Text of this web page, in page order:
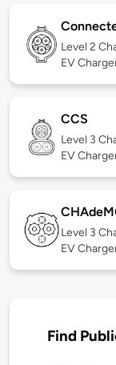
Level 2
EV
CCS
Level 3
EV
Level 3
EV
Find